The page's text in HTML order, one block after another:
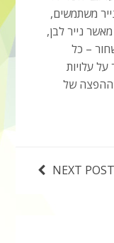
משתמשים,
נייר לבן,
– כל
עלויות
ההפצה של
NEXT POST